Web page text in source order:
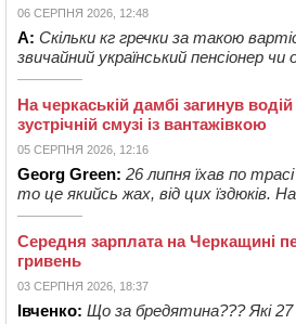
06 СЕРПНЯ 2026, 12:48
А: Скільки кг гречки за такою
звичайний український пенсіонер чи
На черкаській дамбі загинув
зустрічній смузі із вантажівкою
05 СЕРПНЯ 2026, 12:16
Georg Green: 26 липня їхав по
то це якийсь жах, від цих їздюків. На
Середня зарплата на Черкащині
гривень
03 СЕРПНЯ 2026, 18:37
Івченко: Що за бредятина??? Які 27